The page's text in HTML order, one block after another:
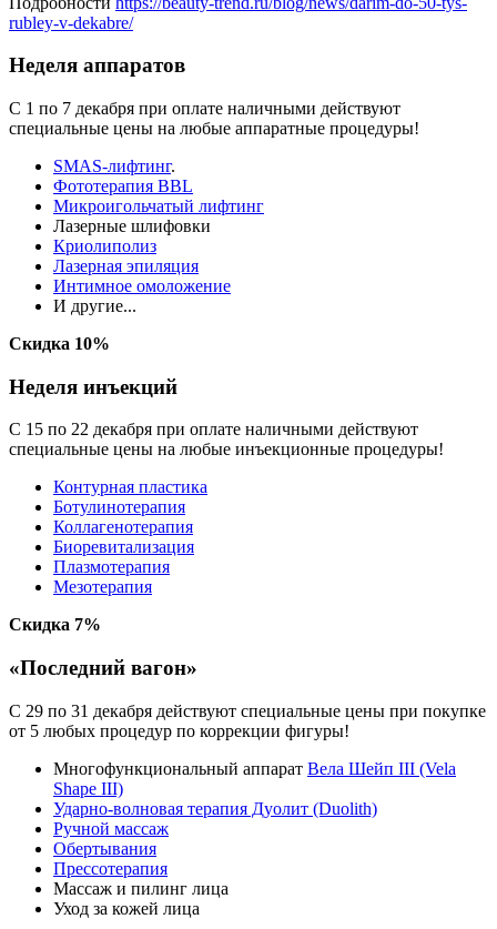
rubley-v-dekabre/
Неделя аппаратов
С 1 по 7 декабря при оплате наличными действуют
специальные цены на любые аппаратные процедуры!
SMAS-лифтинг.
Фототерапия BBL
Микроигольчатый лифтинг
Лазерные шлифовки
Криолиполиз
Лазерная эпиляция
Интимное омоложение
И другие...
Скидка 10%
Неделя инъекций
С 15 по 22 декабря при оплате наличными действуют
специальные цены на любые инъекционные процедуры!
Контурная пластика
Ботулинотерапия
Коллагенотерапия
Биоревитализация
Плазмотерапия
Мезотерапия
Скидка 7%
«Последний вагон»
С 29 по 31 декабря действуют специальные цены при покупке
от 5 любых процедур по коррекции фигуры!
Многофункциональный аппарат Вела Шейп III (Vela
Shape III)
Ударно-волновая терапия Дуолит (Duolith)
Ручной массаж
Обертывания
Прессотерапия
Массаж и пилинг лица
Уход за кожей лица